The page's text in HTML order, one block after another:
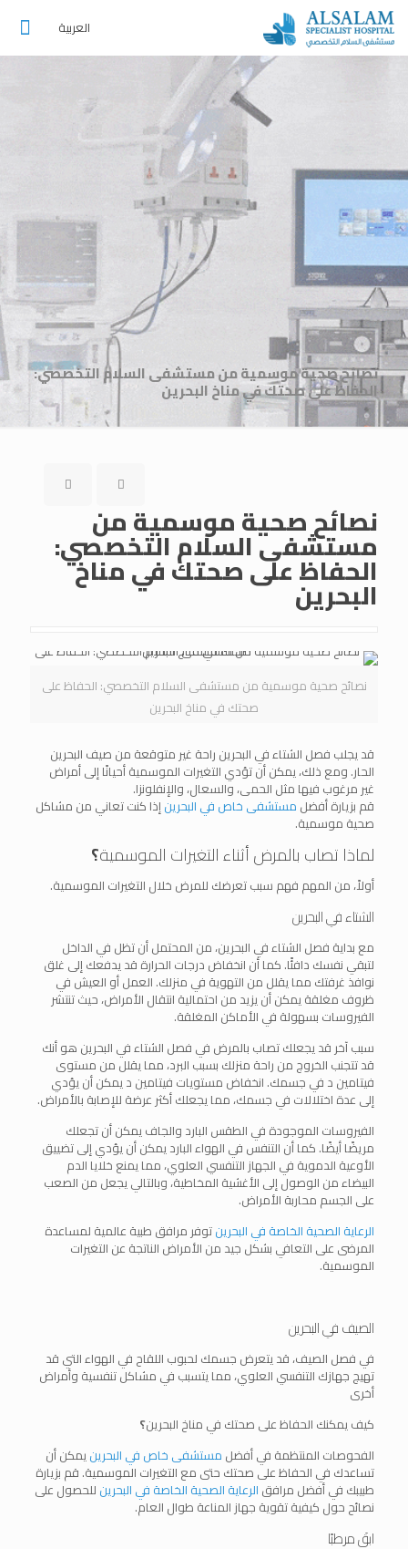
العربية
نصائح صحية موسمية من مستشفى السلام التخصصي:
الحفاظ على صحتك في مناخ البحرين
نصائح صحية موسمية من
مستشفى السلام التخصصي:
الحفاظ على صحتك في مناخ
البحرين
نصائح صحية موسمية من مستشفى السلام التخصصي: الحفاظ على
صحتك في مناخ البحرين
قد يجلب فصل الشتاء في البحرين راحة غير متوقعة من صيف البحرين
الحار. ومع ذلك، يمكن أن تؤدي التغيرات الموسمية أحيانًا إلى أمراض
غير مرغوب فيها مثل الحمى، والسعال، والإنفلونزا.
قم بزيارة أفضل مستشفى خاص في البحرينإذا كنت تعاني من مشاكل
صحية موسمية.
لماذا تصاب بالمرض أثناء التغيرات الموسمية؟
أولاً، من المهم فهم سبب تعرضك للمرض خلال التغيرات الموسمية.
الشتاء في البحرين
مع بداية فصل الشتاء في البحرين، من المحتمل أن تظل في الداخل
لتبقي نفسك دافئًا. كما أن انخفاض درجات الحرارة قد يدفعك إلى غلق
نوافذ غرفتك مما يقلل من التهوية في منزلك. العمل أو العيش في
ظروف مغلقة يمكن أن يزيد من احتمالية انتقال الأمراض، حيث تنتشر
الفيروسات بسهولة في الأماكن المغلقة.
سبب آخر قد يجعلك تصاب بالمرض في فصل الشتاء في البحرين هو أنك
قد تتجنب الخروج من راحة منزلك بسبب البرد، مما يقلل من مستوى
فيتامين د في جسمك. انخفاض مستويات فيتامين د يمكن أن يؤدي
إلى عدة اختلالات في جسمك، مما يجعلك أكثر عرضة للإصابة بالأمراض.
الفيروسات الموجودة في الطقس البارد والجاف يمكن أن تجعلك
مريضًا أيضًا. كما أن التنفس في الهواء البارد يمكن أن يؤدي إلى تضييق
الأوعية الدموية في الجهاز التنفسي العلوي، مما يمنع خلايا الدم
البيضاء من الوصول إلى الأغشية المخاطية، وبالتالي يجعل من الصعب
على الجسم محاربة الأمراض.
الرعاية الصحية الخاصة في البحرينتوفر مرافق طبية عالمية لمساعدة
المرضى على التعافي بشكل جيد من الأمراض الناتجة عن التغيرات
الموسمية.
الصيف في البحرين
في فصل الصيف، قد يتعرض جسمك لحبوب اللقاح في الهواء التي قد
تهيج جهازك التنفسي العلوي، مما يتسبب في مشاكل تنفسية وأمراض
أخرى
كيف يمكنك الحفاظ على صحتك في مناخ البحرين؟
الفحوصات المنتظمة في أفضل مستشفى خاص في البحرينيمكن أن
تساعدك في الحفاظ على صحتك حتى مع التغيرات الموسمية. قم بزيارة
طبيبك في أفضل مرافق الرعاية الصحية الخاصة في البحرين للحصول على
نصائح حول كيفية تقوية جهاز المناعة طوال العام.
ابقَ مرطبًا